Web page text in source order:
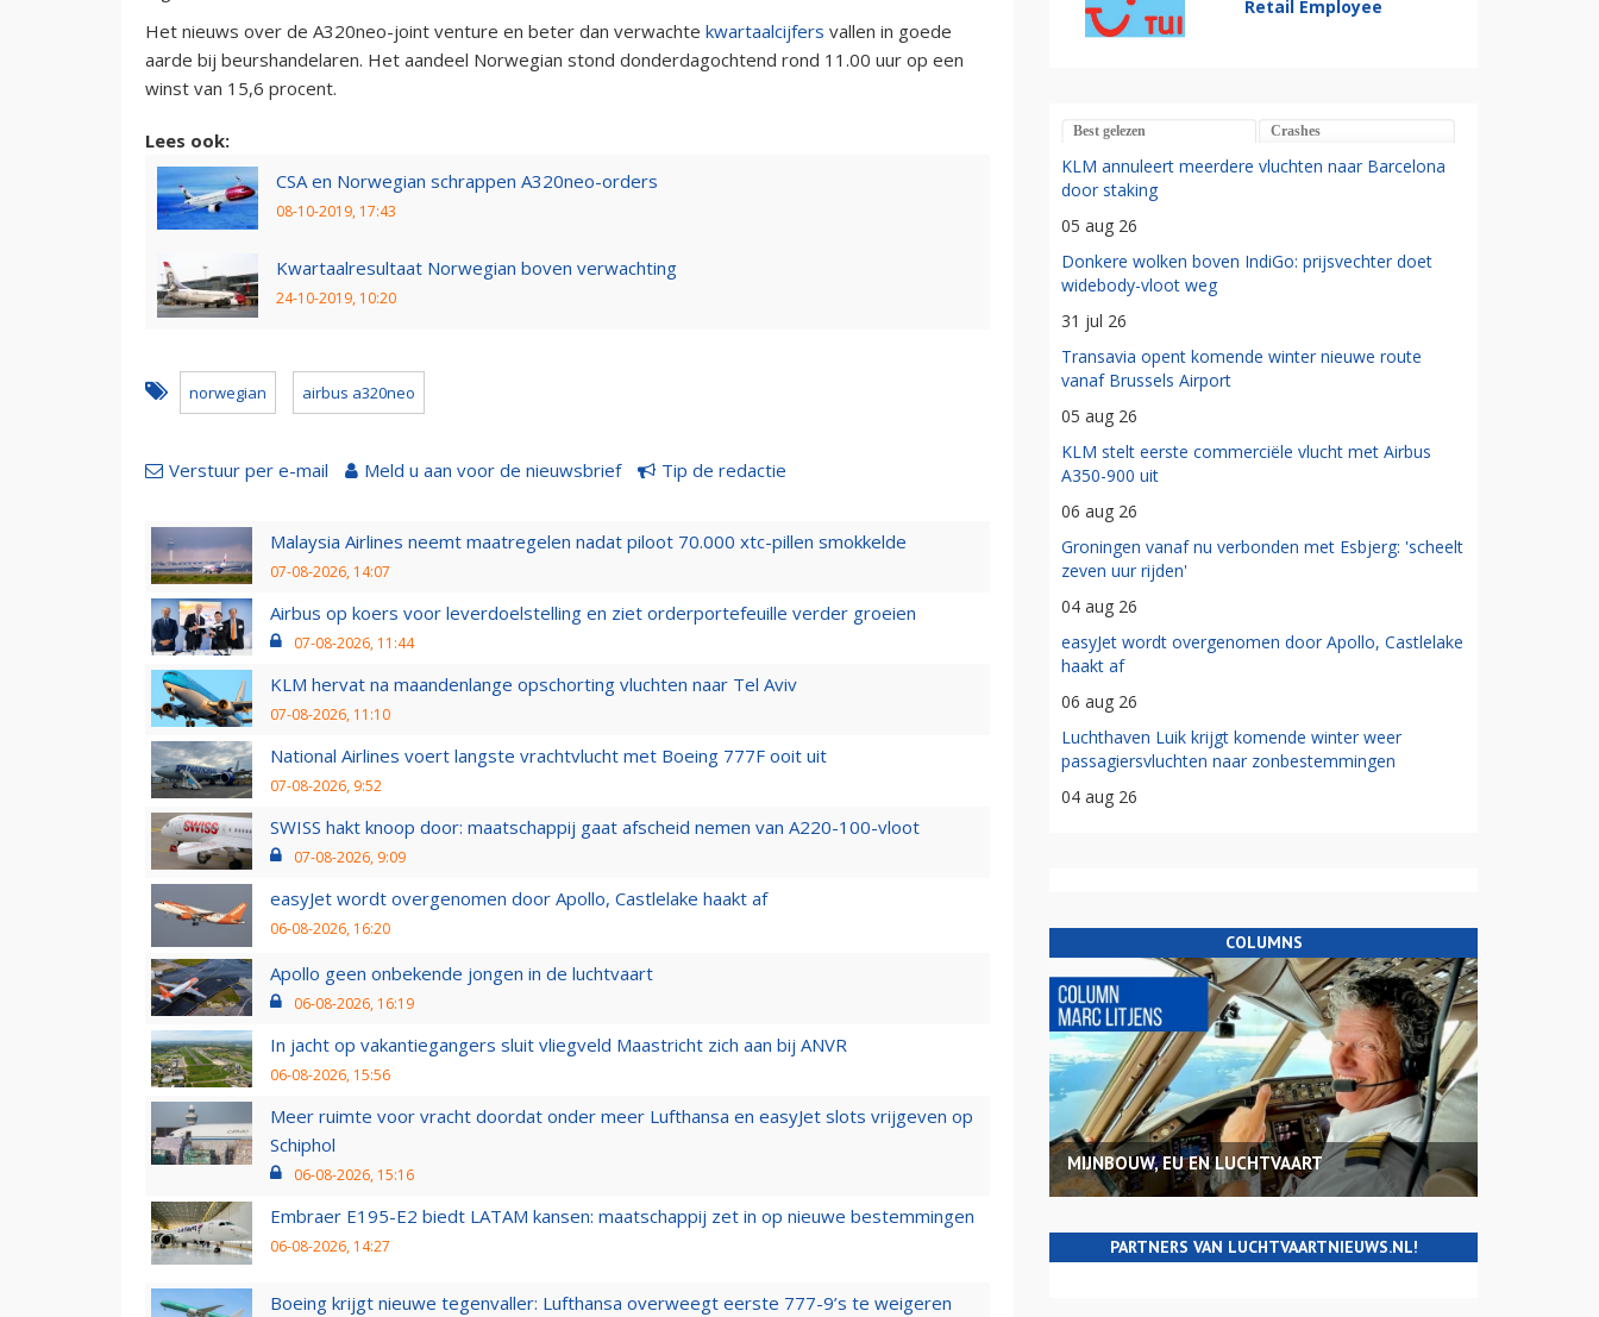
Het nieuws over de A320neo-joint venture en beter dan verwachte kwartaalcijfers vallen in goede
aarde bij beurshandelaren. Het aandeel Norwegian stond donderdagochtend rond 11.00 uur op een
winst van 15,6 procent.
Lees ook:
CSA en Norwegian schrappen A320neo-orders
08-10-2019, 17:43
Kwartaalresultaat Norwegian boven verwachting
24-10-2019, 10:20
norwegian airbus a320neo
Verstuur per e-mail Meld u aan voor de nieuwsbrief Tip de redactie
Malaysia Airlines neemt maatregelen nadat piloot 70.000 xtc-pillen smokkelde
07-08-2026, 14:07
Airbus op koers voor leverdoelstelling en ziet orderportefeuille verder groeien
07-08-2026, 11:44
KLM hervat na maandenlange opschorting vluchten naar Tel Aviv
07-08-2026, 11:10
National Airlines voert langste vrachtvlucht met Boeing 777F ooit uit
07-08-2026, 9:52
SWISS hakt knoop door: maatschappij gaat afscheid nemen van A220-100-vloot
07-08-2026, 9:09
easyJet wordt overgenomen door Apollo, Castlelake haakt af
06-08-2026, 16:20
Apollo geen onbekende jongen in de luchtvaart
06-08-2026, 16:19
In jacht op vakantiegangers sluit vliegveld Maastricht zich aan bij ANVR
06-08-2026, 15:56
Meer ruimte voor vracht doordat onder meer Lufthansa en easyJet slots vrijgeven op
Schiphol
06-08-2026, 15:16
Embraer E195-E2 biedt LATAM kansen: maatschappij zet in op nieuwe bestemmingen
06-08-2026, 14:27
Boeing krijgt nieuwe tegenvaller: Lufthansa overweegt eerste 777-9’s te weigeren
Retail Employee
Best gelezen Crashes
KLM annuleert meerdere vluchten naar Barcelona
door staking
05 aug 26
Donkere wolken boven IndiGo: prijsvechter doet
widebody-vloot weg
31 jul 26
Transavia opent komende winter nieuwe route
vanaf Brussels Airport
05 aug 26
KLM stelt eerste commerciële vlucht met Airbus
A350-900 uit
06 aug 26
Groningen vanaf nu verbonden met Esbjerg: 'scheelt
zeven uur rijden'
04 aug 26
easyJet wordt overgenomen door Apollo, Castlelake
haakt af
06 aug 26
Luchthaven Luik krijgt komende winter weer
passagiersvluchten naar zonbestemmingen
04 aug 26
COLUMNS
MIJNBOUW, EU EN LUCHTVAART
PARTNERS VAN LUCHTVAARTNIEUWS.NL!